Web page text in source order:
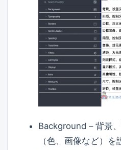
Background – 背景
（色、画像など）を